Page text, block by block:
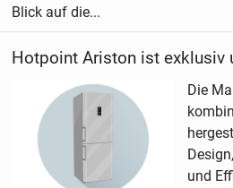
Blick auf die...
Hotpoint Ariston ist exklusiv
Die
und